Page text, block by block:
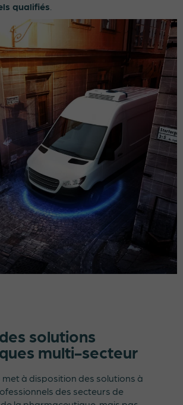
qualifiés
solutions
multi-secteur
met à disposition des solutions à
des secteurs de